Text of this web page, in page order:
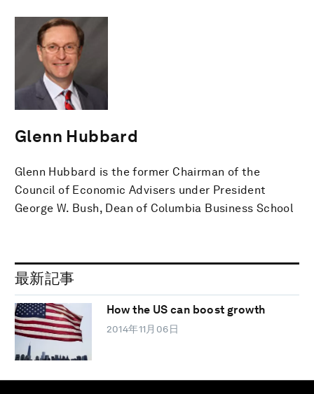
Glenn Hubbard
Glenn Hubbard is the former Chairman of the
Council of Economic Advisers under President
George W. Bush, Dean of Columbia Business School
最新記事
How the US can boost growth
2014年11月06日